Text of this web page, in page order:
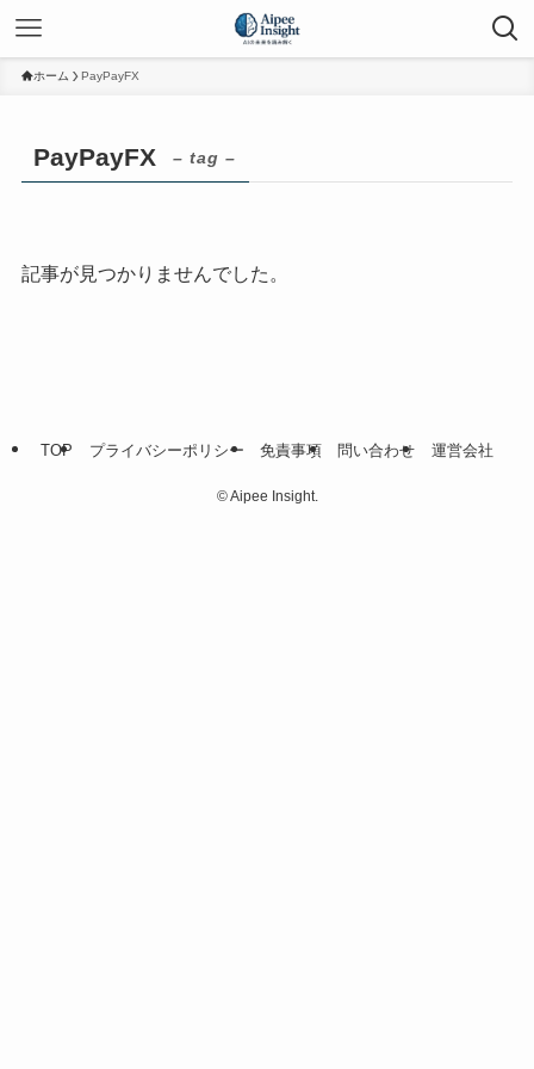
ホーム PayPayFX
PayPayFX – tag –
記事が見つかりませんでした。
TOP プライバシーポリシー 免責事項 問い合わせ 運営会社
©Aipee Insight.